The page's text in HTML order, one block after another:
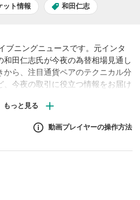
ット情報 和田仁志
ブニングニュースです。元インタ
和田仁志氏が今夜の為替相場見通し
から、注目通貨ペアのテクニカル分
、今夜の取引に役立つ情報をお届け
ャートや経済指標の画面はMATSUI
動画プレイヤーの操作方法